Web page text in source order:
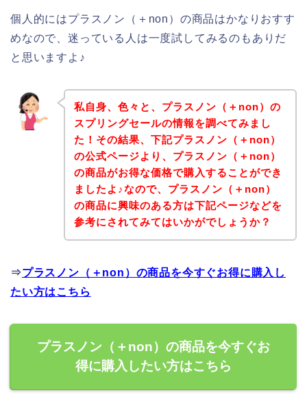
個人的にはプラスノン（＋non）の商品はかなりおすす
めなので、迷っている人は一度試してみるのもありだ
と思いますよ♪
私自身、色々と、プラスノン（＋non）の
スプリングセールの情報を調べてみまし
た！その結果、下記プラスノン（＋non）
の公式ページより、プラスノン（＋non）
の商品がお得な価格で購入することができ
ましたよ♪なので、プラスノン（＋non）
の商品に興味のある方は下記ページなどを
参考にされてみてはいかがでしょうか？
⇒プラスノン（＋non）の商品を今すぐお得に購入し
たい方はこちら
プラスノン（＋non）の商品を今すぐお
得に購入したい方はこちら